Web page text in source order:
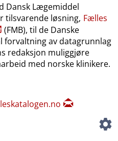
Dansk Lægemiddel
tilsvarende løsning, Fælles
(FMB), til de Danske
forvaltning av datagrunnlag
redaksjon muliggjøre
med norske klinikere.